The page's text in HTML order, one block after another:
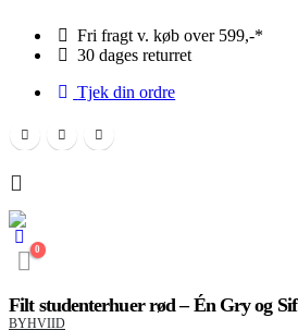
Fri fragt v. køb over 599,-*
30 dages returret
Tjek din ordre
0
Filt studenterhuer rød – Én Gry og Sif
BYHVIID